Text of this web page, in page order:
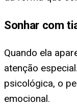
Sonhar com
Quando ela
atenção
psicológica, o
emocional.